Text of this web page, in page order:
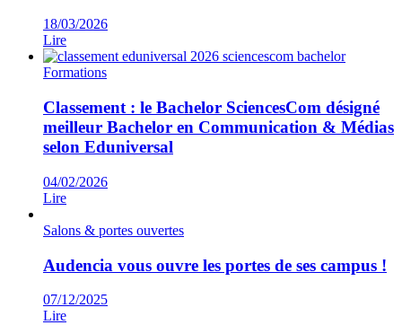
18/03/2026
Lire
Formations
Classement : le Bachelor SciencesCom désigné
meilleur Bachelor en Communication & Médias
selon Eduniversal
04/02/2026
Lire
Salons & portes ouvertes
Audencia vous ouvre les portes de ses campus !
07/12/2025
Lire